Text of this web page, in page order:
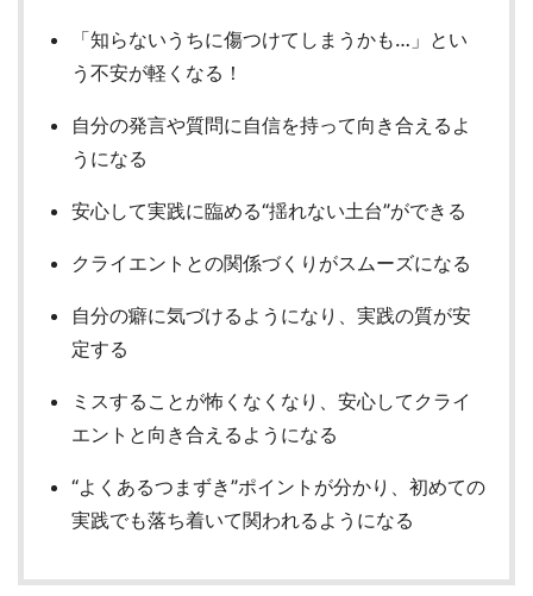
「知らないうちに傷つけてしまうかも…」とい
う不安が軽くなる！
自分の発言や質問に自信を持って向き合えるよ
うになる
安心して実践に臨める“揺れない土台”ができる
クライエントとの関係づくりがスムーズになる
自分の癖に気づけるようになり、実践の質が安
定する
ミスすることが怖くなくなり、安心してクライ
エントと向き合えるようになる
“よくあるつまずき”ポイントが分かり、初めての
実践でも落ち着いて関われるようになる